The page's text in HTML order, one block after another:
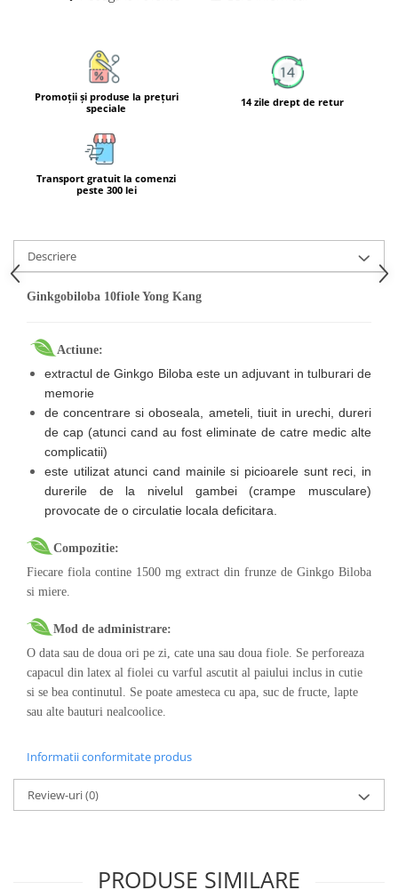
Multiminerale
Multivitamine
Promoţii şi produse la preţuri
speciale
14 zile drept de retur
Transport gratuit la comenzi
peste 300 lei
Descriere
Ginkgobiloba 10fiole Yong Kang
Actiune:
extractul de Ginkgo Biloba este un adjuvant in tulburari de
memorie
de concentrare si oboseala, ameteli, tiuit in urechi, dureri
de cap (atunci cand au fost eliminate de catre medic alte
complicatii)
este utilizat atunci cand mainile si picioarele sunt reci, in
durerile de la nivelul gambei (crampe musculare)
provocate de o circulatie locala deficitara.
Compozitie:
Fiecare fiola contine 1500 mg extract din frunze de Ginkgo Biloba
si miere.
Mod de administrare:
O data sau de doua ori pe zi, cate una sau doua fiole. Se perforeaza
capacul din latex al fiolei cu varful ascutit al paiului inclus in cutie
si se bea continutul. Se poate amesteca cu apa, suc de fructe, lapte
sau alte bauturi nealcoolice.
Informatii conformitate produs
Review-uri(0)
PRODUSE SIMILARE